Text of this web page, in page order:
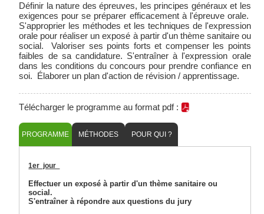
Définir la nature des épreuves, les principes généraux et les
exigences pour se préparer efficacement à l'épreuve orale.
S'approprier les méthodes et les techniques de l'expression
orale pour réaliser un exposé à partir d'un thème sanitaire ou
social. Valoriser ses points forts et compenser les points
faibles de sa candidature. S'entraîner à l'expression orale
dans les conditions du concours pour prendre confiance en
soi. Élaborer un plan d'action de révision / apprentissage.
Télécharger le programme au format pdf :
PROGRAMME MÉTHODES POUR QUI ?
1er jour
Effectuer un exposé à partir d'un thème sanitaire ou
social.
S'entraîner à répondre aux questions du jury